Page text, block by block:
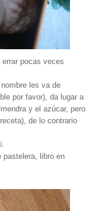
pocas veces
les va de
por favor), da lugar a
y el azúcar, pero
de lo contrario
pastelera, libro en